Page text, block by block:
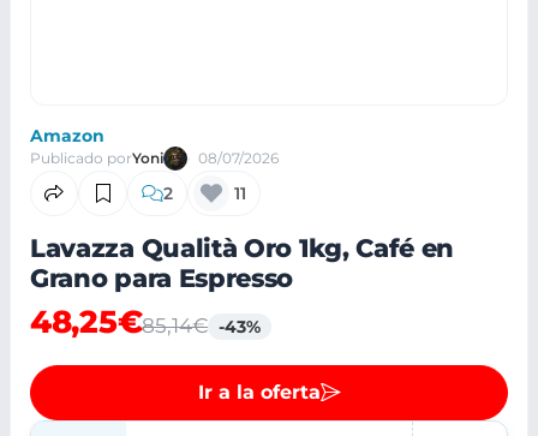
Amazon
Publicado porYoni 08/07/2026
2 11
Lavazza Qualità Oro 1kg, Café en
Grano para Espresso
48,25€85,14€ -43%
Ir a la oferta